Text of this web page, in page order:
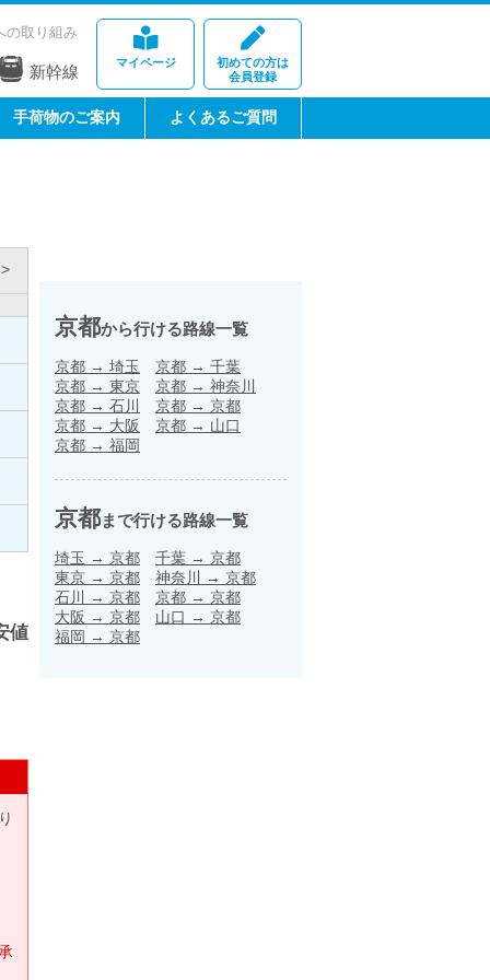
マイページ
初めての方は
会員登録
の取り組み
新幹線
手荷物のご案内 よくあるご質問
値
京都から行ける路線一覧
京都 → 埼玉 京都 → 千葉
京都 → 東京 京都 → 神奈川
京都 → 石川 京都 → 京都
京都 → 大阪 京都 → 山口
京都 → 福岡
京都まで行ける路線一覧
埼玉 → 京都 千葉 → 京都
東京 → 京都 神奈川 → 京都
石川
→ 京都 京都 → 京都
大阪 → 京都 山口 → 京都
福岡 → 京都